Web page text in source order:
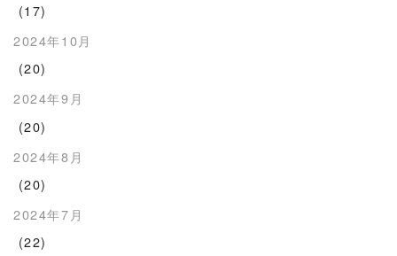
(17)
2024年10月
(20)
2024年9月
(20)
2024年8月
(20)
2024年7月
(22)